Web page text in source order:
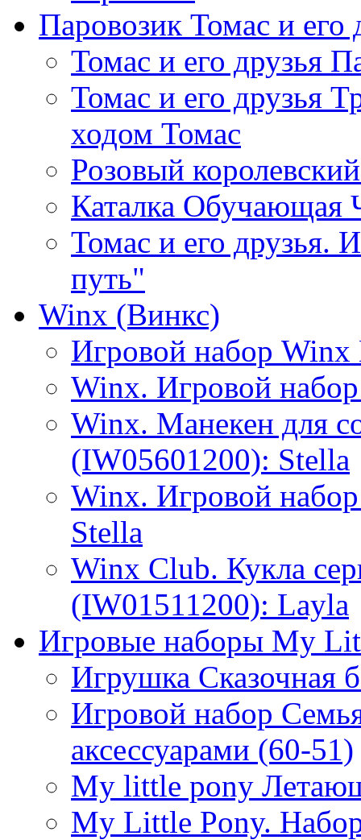
Паровозик Томас и его
Томас и его друзья
Томас и его друзья
ходом Томас
Розовый
Каталка Обучающая
Томас и его друзья.
путь"
Winx (Винкс)
Игровой набор Winx
Winx. Игровой
Winx. Манекен для
(IW05601200): Stella
Winx. Игровой
Stella
Winx Club. Кукла
(IW01511200): Layla
Игровые наборы My
Игрушка Сказочная
Игровой набор
аксессуарами (60-51)
My little pony
My Little Pony.